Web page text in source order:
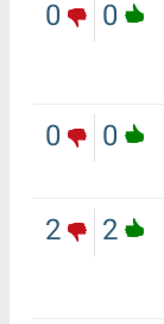
0
0
0
0
2
2